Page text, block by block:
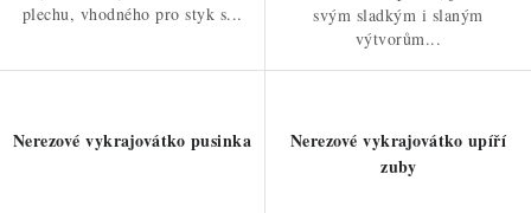
plechu, vhodného pro styk s...
svým sladkým i slaným
výtvorům...
Nerezové vykrajovátko pusinka
Nerezové vykrajovátko upíří
zuby